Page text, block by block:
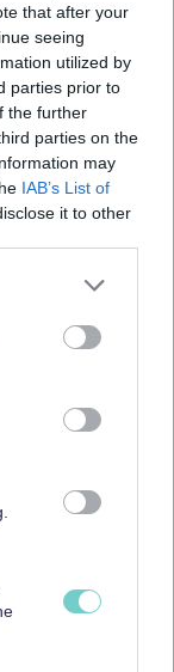
that after your
seeing
utilized by
parties prior to
the further
parties on the
may
IAB’s List of
it to other
more Google
may click to
party tags to
below Google
on 55
(esim.
55 eurolla
täältä.
PRH tutkii
voit
muutoksen
tai
avulla.